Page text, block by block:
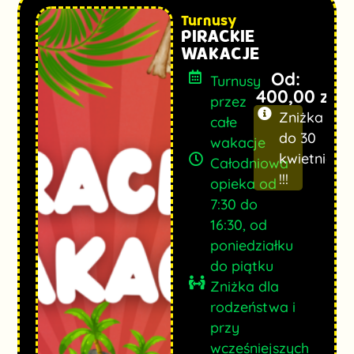
Turnusy
PIRACKIE
WAKACJE
Turnusy
przez
całe
wakacje
Całodniowa
opieka od
7:30 do
16:30, od
poniedziałku
do piątku
Zniżka dla
rodzeństwa i
przy
wcześniejszych
Od:
400,00 zł
Zniżka
do 30
kwietnia
!!!